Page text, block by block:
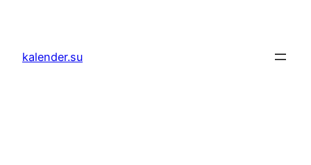
springen
kalender.su